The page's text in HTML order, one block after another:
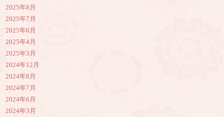
2025年8月
2025年7月
2025年6月
2025年4月
2025年3月
2024年12月
2024年8月
2024年7月
2024年6月
2024年3月